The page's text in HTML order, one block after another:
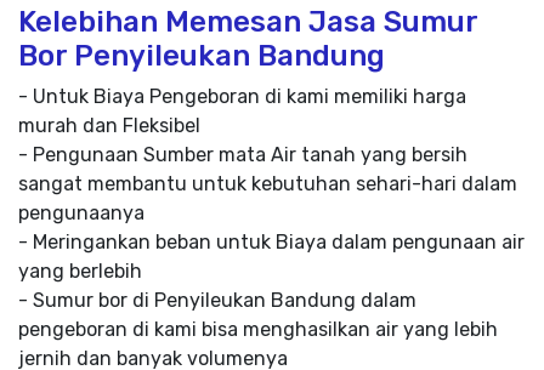
Kelebihan Memesan Jasa Sumur
Bor Penyileukan Bandung
- Untuk Biaya Pengeboran di kami memiliki harga
murah dan Fleksibel
- Pengunaan Sumber mata Air tanah yang bersih
sangat membantu untuk kebutuhan sehari-hari dalam
pengunaanya
- Meringankan beban untuk Biaya dalam pengunaan air
yang berlebih
- Sumur bor di Penyileukan Bandung dalam
pengeboran di kami bisa menghasilkan air yang lebih
jernih dan banyak volumenya